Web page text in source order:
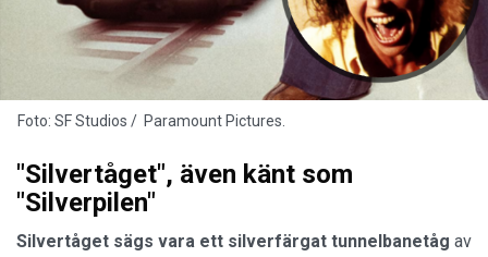
Foto: SF Studios / Paramount Pictures.
"Silvertåget", även känt som
"Silverpilen"
Silvertåget sägs vara ett silverfärgat tunnelbanetåg av